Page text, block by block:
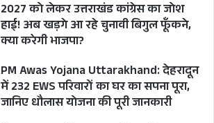
2027 को लेकर उत्तराखंड कांग्रेस का जोश
हाई! अब खड़गे आ रहे चुनावी बिगुल फूँकने,
क्या करेगी भाजपा?
PM Awas Yojana Uttarakhand: देहरादून
में 232 EWS परिवारों का घर का सपना पूरा,
जानिए धौलास योजना की पूरी जानकारी